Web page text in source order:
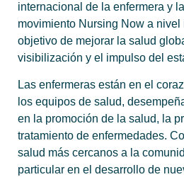
internacional de la enfermera y
movimiento Nursing Now a nivel
objetivo de mejorar la salud
visibilización y el impulso del
Las enfermeras están en el
los equipos de salud,
en la promoción de la salud, la
tratamiento de enfermedades.
salud más cercanos a la
particular en el desarrollo de